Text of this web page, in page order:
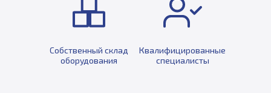
Собственный склад
оборудования
Квалифицированные
специалисты